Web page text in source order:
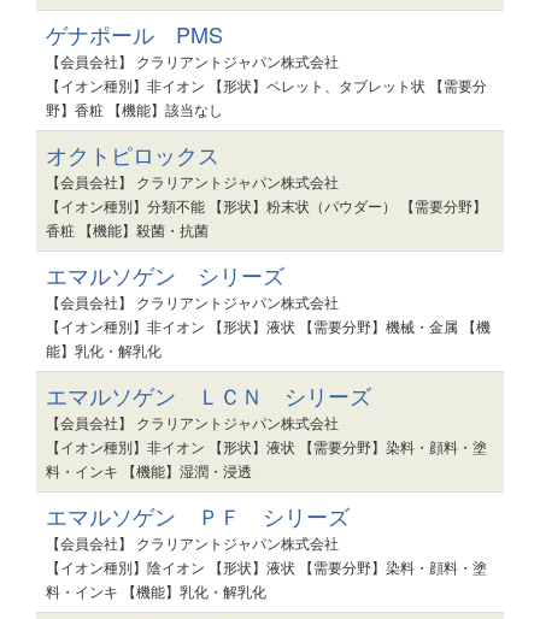
ゲナポール PMS
【会員会社】 クラリアントジャパン株式会社
【イオン種別】非イオン 【形状】ペレット、タブレット状 【需要分
野】香粧 【機能】該当なし
オクトピロックス
【会員会社】 クラリアントジャパン株式会社
【イオン種別】分類不能 【形状】粉末状（パウダー） 【需要分野】
香粧 【機能】殺菌・抗菌
エマルソゲン シリーズ
【会員会社】 クラリアントジャパン株式会社
【イオン種別】非イオン 【形状】液状 【需要分野】機械・金属 【機
能】乳化・解乳化
エマルソゲン ＬＣＮ シリーズ
【会員会社】 クラリアントジャパン株式会社
【イオン種別】非イオン 【形状】液状 【需要分野】染料・顔料・塗
料・インキ 【機能】湿潤・浸透
エマルソゲン ＰＦ シリーズ
【会員会社】 クラリアントジャパン株式会社
【イオン種別】陰イオン 【形状】液状 【需要分野】染料・顔料・塗
料・インキ 【機能】乳化・解乳化